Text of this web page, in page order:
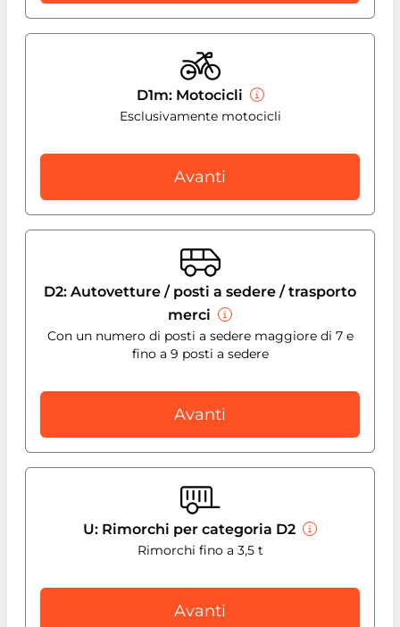
D1m: Motocicli
Esclusivamente motocicli
Avanti
D2: Autovetture / posti a sedere / trasporto
merci
Con un numero di posti a sedere maggiore di 7 e
fino a 9 posti a sedere
Avanti
U: Rimorchi per categoria D2
Rimorchi fino a 3,5 t
Avanti